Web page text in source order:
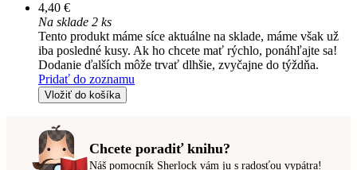
4,40 €
Na sklade 2 ks
Tento produkt máme síce aktuálne na sklade, máme však už
iba posledné kusy. Ak ho chcete mať rýchlo, ponáhľajte sa!
Dodanie ďalších môže trvať dlhšie, zvyčajne do týždňa.
Pridať do zoznamu
Vložiť do košíka
Chcete poradiť knihu?
Náš pomocník Sherlock vám ju s radosťou vypátra!